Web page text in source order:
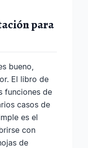
para
bueno,
El libro de
funciones de
casos de
es el
con
de